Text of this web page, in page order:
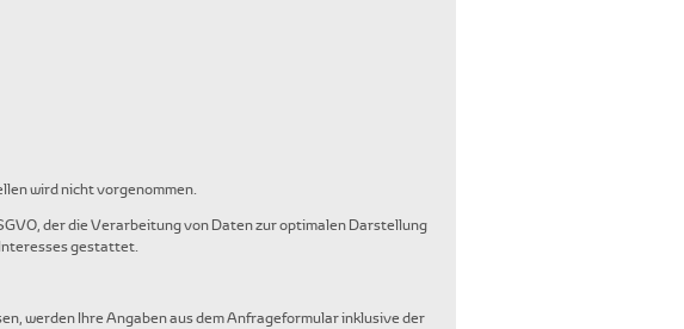
wird nicht vorgenommen.
der die Verarbeitung von Daten zur optimalen Darstellung
gestattet.
werden Ihre Angaben aus dem Anfrageformular inklusive der